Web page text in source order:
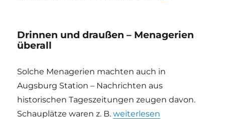
Drinnen und draußen – Menagerien
überall
Solche Menagerien machten auch in
Augsburg Station – Nachrichten aus
historischen Tageszeitungen zeugen davon.
Schauplätze waren z. B.„Menagerien – Reisende
weiterlesen